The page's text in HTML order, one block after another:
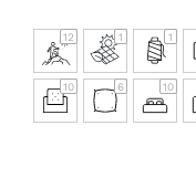
12 1 1
10 6 10